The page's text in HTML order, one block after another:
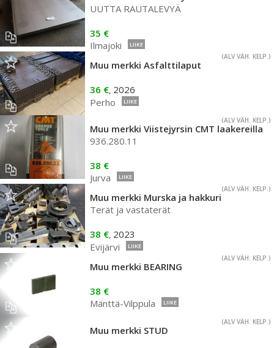
UUTTA RAUTALEVYÄ
35 €
Ilmajoki
LIIKE
(ALV VÄH. KELP.)
Muu merkki Asfalttilaput
36 €, 2026
Perho
LIIKE
(ALV VÄH. KELP.)
Muu merkki Viistejyrsin CMT laakereilla
936.280.11
38 €
Jurva
LIIKE
(ALV VÄH. KELP.)
Muu merkki Murska ja hakkuri
Terät ja vastaterät
38 €, 2023
Evijärvi
LIIKE
(ALV VÄH. KELP.)
Muu merkki BEARING
38 €
Mänttä-Vilppula
LIIKE
(ALV VÄH. KELP.)
Muu merkki STUD